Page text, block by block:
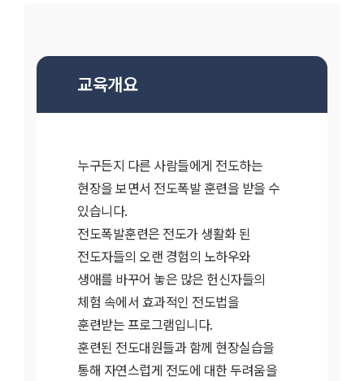
교육개요
누구든지 다른 사람들에게 전도하는
현장을 보면서 전도폭발 훈련을 받을 수
있습니다.
전도폭발훈련은 전도가 생활화 된
전도자들의 오랜 경험의 노하우와
생애를 바꾸어 놓은 많은 헌신자들의
체험 속에서 효과적인 전도법을
훈련받는 프로그램입니다.
훈련된 전도대원들과 함께 현장실습을
통해 자연스럽게 전도에 대한 두려움을